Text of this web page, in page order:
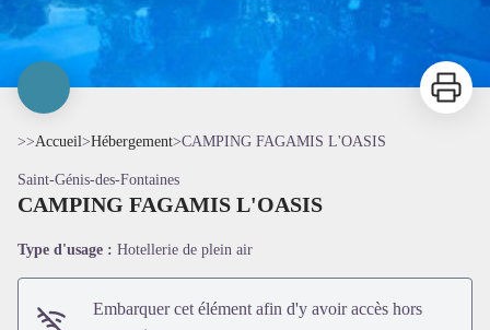
Imprimer
>>Accueil>Hébergement>CAMPING FAGAMIS L'OASIS
Saint-Génis-des-Fontaines
CAMPING FAGAMIS L'OASIS
Type d'usage : Hotellerie de plein air
Embarquer cet élément afin d'y avoir accès hors